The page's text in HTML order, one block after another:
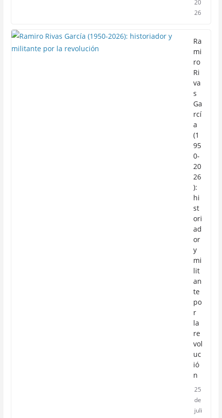
20
26
Ra
mi
ro
Ri
va
s
Ga
rcí
a
(1
95
0-
20
26
):
hi
st
ori
ad
or
y
mi
lit
an
te
po
r
la
re
vol
uc
ió
n
25
de
juli